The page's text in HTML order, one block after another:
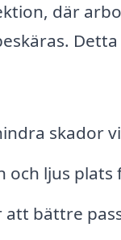
där
skador
och ljus
bättre